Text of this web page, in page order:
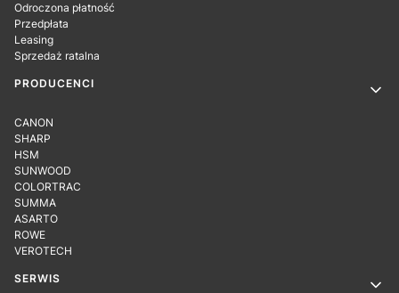
Odroczona płatność
Przedpłata
Leasing
Sprzedaż ratalna
PRODUCENCI
CANON
SHARP
HSM
SUNWOOD
COLORTRAC
SUMMA
ASARTO
ROWE
VEROTECH
SERWIS